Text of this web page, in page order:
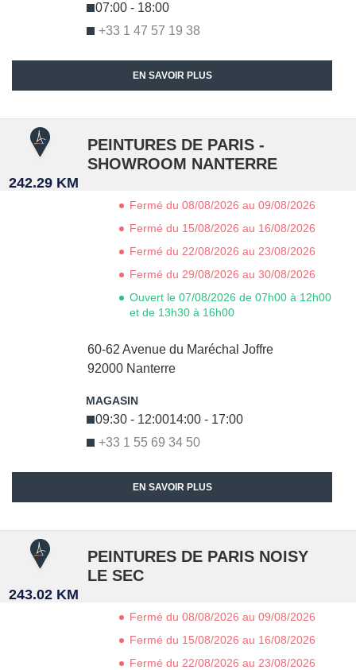
+33 1 47 57 19 38
07:00 - 18:00
EN SAVOIR PLUS
242.29 KM
PEINTURES DE PARIS -
SHOWROOM NANTERRE
60-62 Avenue du Maréchal Joffre
92000 Nanterre
+33 1 55 69 34 50
09:30 - 12:0014:00 - 17:00
Fermé du 08/08/2026 au 09/08/2026
Fermé du 15/08/2026 au 16/08/2026
Fermé du 22/08/2026 au 23/08/2026
Fermé du 29/08/2026 au 30/08/2026
Ouvert le 07/08/2026 de 07h00 à 12h00
et de 13h30 à 16h00
EN SAVOIR PLUS
243.02 KM
PEINTURES DE PARIS NOISY
LE SEC
Fermé du 08/08/2026 au 09/08/2026
Fermé du 15/08/2026 au 16/08/2026
Fermé du 22/08/2026 au 23/08/2026